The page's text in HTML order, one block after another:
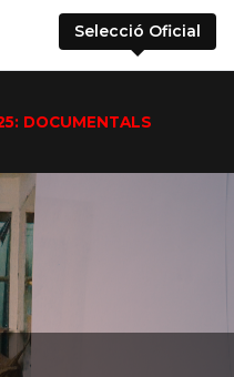
Selecció Oficial
DOCUMENTALS